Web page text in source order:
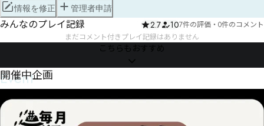
情報を修正 管理者申請
みんなのプレイ記録 2.7 107件の評価 ・ 0件のコメント
まだコメント付きプレイ記録はありません
こちらもおすすめ
Event
開催中企画